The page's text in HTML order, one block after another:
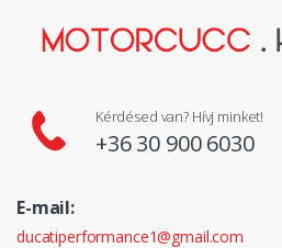
Kérdésed van? Hívj minket!
+36 30 900 6030
E-mail:
ducatiperformance1@gmail.com